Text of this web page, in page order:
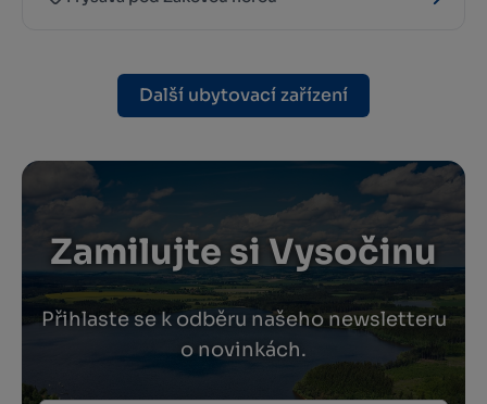
Další ubytovací zařízení
Zamilujte si Vysočinu
Přihlaste se k odběru našeho newsletteru
o novinkách.